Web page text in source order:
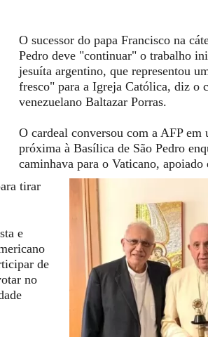
O sucessor do papa Francisco na
Pedro deve "continuar" o trabalho
jesuíta argentino, que representou
fresco" para a Igreja Católica, diz o
venezuelano Baltazar Porras.
O cardeal conversou com a AFP em
próxima à Basílica de São Pedro
caminhava para o Vaticano, apoiado
tirar
e
de
no